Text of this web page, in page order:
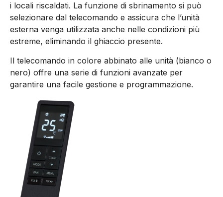
i locali riscaldati. La funzione di sbrinamento si può
selezionare dal telecomando e assicura che l’unità
esterna venga utilizzata anche nelle condizioni più
estreme, eliminando il ghiaccio presente.
Il telecomando in colore abbinato alle unità (bianco o
nero) offre una serie di funzioni avanzate per
garantire una facile gestione e programmazione.